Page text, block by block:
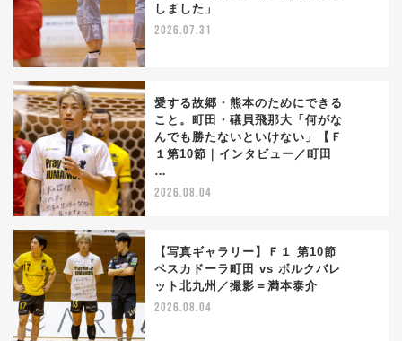
しました」
2026.07.31
愛する故郷・熊本のためにできる
こと。町田・礒貝飛那大「何がな
んでも勝たないといけない」【Ｆ
１第10節｜インタビュー／町田
…
2026.08.04
【写真ギャラリー】Ｆ１ 第10節
ペスカドーラ町田 vs ボルクバレ
ット北九州／撮影＝満本泰介
2026.08.04